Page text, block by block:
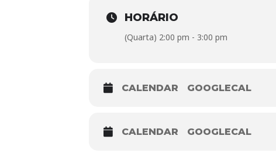
HORÁRIO
(Quarta) 2:00 pm - 3:00 pm
CALENDAR GOOGLECAL
CALENDAR GOOGLECAL